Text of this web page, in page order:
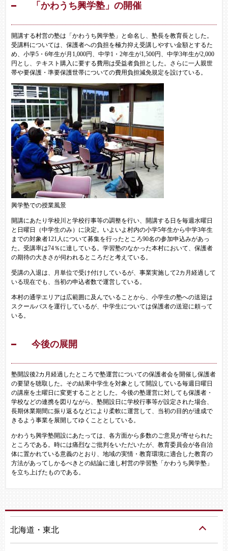
「かわうち興学塾」の開催
開講する村営の塾は「かわうち興学塾」と命名し、塾長を教育長とした。
受講料については、保護者への負担を極力抑え受講しやすい金額とするた
め、小学5・6年生が月1,000円、中学1・2年生が1,500円、中学3年生が2,000
円とし、テキスト購入に要する費用は受益者負担とした。さらに一人親世
帯や要保護・準要保護世帯についての費用負担減免規定を設けている。
興学塾での授業風景
開講にあたり学校川と学校行事等の調整を行い、開講する日を毎週水曜日
と日曜日（中学生のみ）に決定。いよいよ村内の小学5年生から中学3年生
までの対象者121人について募集を行ったところ90名の参加申込みがあっ
た。受講率は74％に達している。学習塾のなかった本村において、保護者
の期待の大きさが伺われるところだと考えている。
受講の入退は、月単位で受け付けしているが、事業実施して2カ月経過して
いる現在でも、当初の申込者数で運営している。
本村の通学エリアは広範囲に及んでいることから、小学生の塾への送迎は
スクールバスを運行しているが、中学生については保護者の送迎に頼って
いる。
今後の展開
塾開設後2カ月経過したところで塾運営についての保護者会を開催し保護者
の要望を聴取した。その結果中学生を対象として開設している毎週日曜日
の講座を土曜日に変更することとした。今後の塾運営に対しても保護者・
学校などの連携を図りながら、塾開設日に学校行事等が設定された場合、
長期休業期間に振り返るなどにより柔軟に運営して、当初の目的が達成で
きるよう事業を展開してゆくこととしている。
かわうち興学塾開設にあたっては、各方面から多数のご意見が寄せられた
ところである。時には痛烈なご批判をいただいたが、教育委員会が各自治
体に置かれている意義のとおり、地域の実情・教育環境に適合した教育の
方法があってしかるべきとの結論に達し村営の学習塾「かわうち興学塾」
を立ち上げたものである。
北海道・東北